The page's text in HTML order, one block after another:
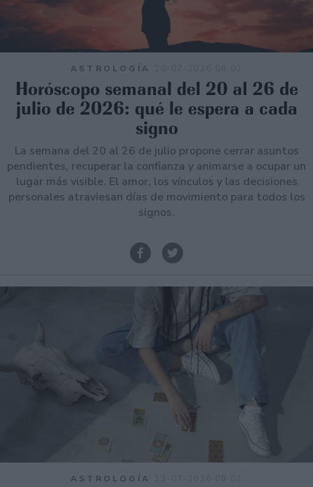
ASTROLOGÍA
Horóscopo semanal del 20 al 26 de
julio de 2026: qué le espera a cada
signo
La semana del 20 al 26 de julio propone cerrar asuntos
pendientes, recuperar la confianza y animarse a ocupar un
lugar más visible. El amor, los vínculos y las decisiones
personales atraviesan días de movimiento para todos los
signos.
ASTROLOGÍA